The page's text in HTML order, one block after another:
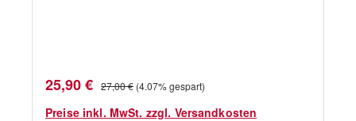
Verkaufspreis:
25,90 € Regulärer Preis:
27,00 € (4.07% gespart)
Preise inkl. MwSt. zzgl. Versandkosten